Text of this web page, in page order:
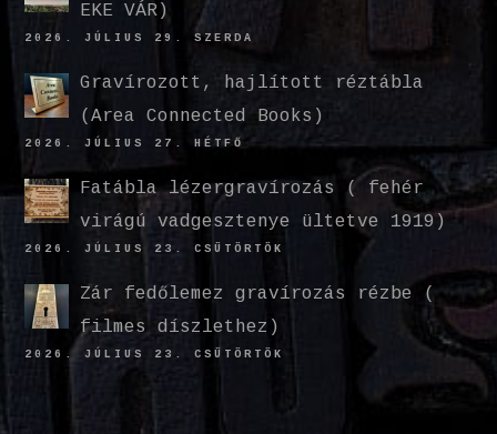
EKE VÁR)
2026. JÚLIUS 29. SZERDA
Gravírozott, hajlított réztábla
(Area Connected Books)
2026. JÚLIUS 27. HÉTFŐ
Fatábla lézergravírozás ( fehér
virágú vadgesztenye ültetve 1919)
2026. JÚLIUS 23. CSÜTÖRTÖK
Zár fedőlemez gravírozás rézbe (
filmes díszlethez)
2026. JÚLIUS 23. CSÜTÖRTÖK